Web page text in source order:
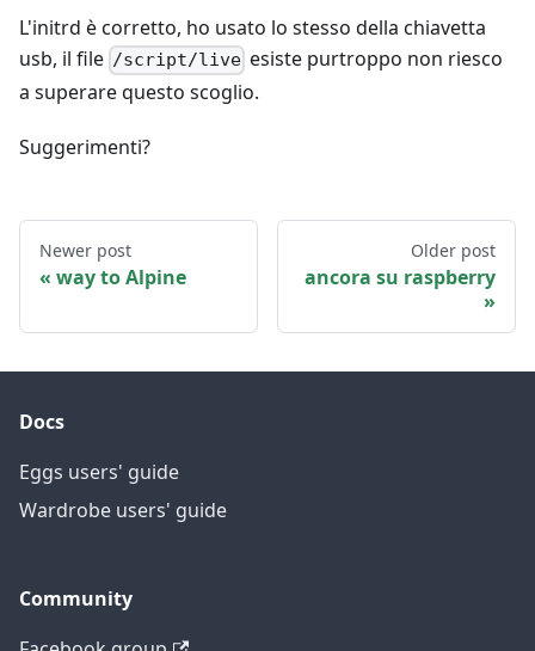
L'initrd è corretto, ho usato lo stesso della chiavetta
usb, il file /script/live esiste purtroppo non riesco
a superare questo scoglio.
Suggerimenti?
Newer post
way to Alpine
Older post
ancora su raspberry
Docs
Eggs users' guide
Wardrobe users' guide
Community